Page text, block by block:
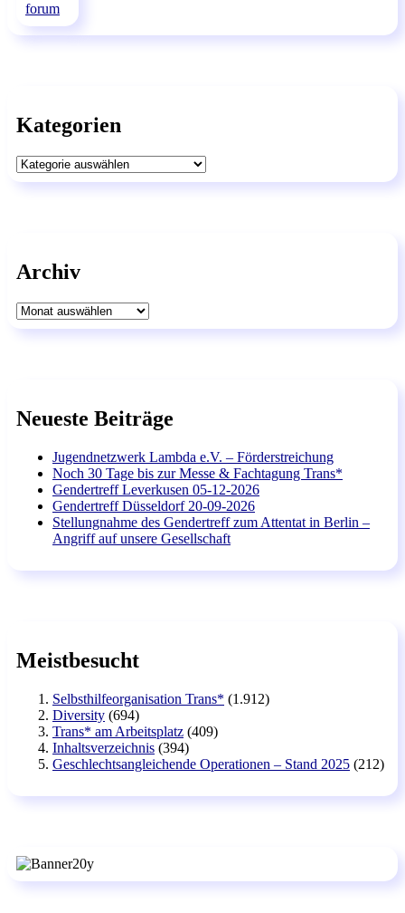
Kategorien
Kategorien
Archiv
Archiv
Neueste Beiträge
Jugendnetzwerk Lambda e.V. – Förderstreichung
Noch 30 Tage bis zur Messe & Fachtagung Trans*
Gendertreff Leverkusen 05-12-2026
Gendertreff Düsseldorf 20-09-2026
Stellungnahme des Gendertreff zum Attentat in Berlin –
Angriff auf unsere Gesellschaft
Meistbesucht
Selbsthilfeorganisation Trans* (1.912)
Diversity (694)
Trans* am Arbeitsplatz (409)
Inhaltsverzeichnis (394)
Geschlechtsangleichende Operationen – Stand 2025 (212)